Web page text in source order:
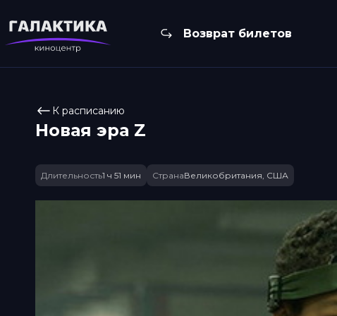
Возврат билетов
К расписанию
Новая эра Z
Длительность1 ч 51 мин СтранаВеликобритания, США